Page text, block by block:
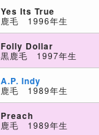
Yes Its True
鹿毛 1996年生
Folly Dollar
黒鹿毛 1997年生
A.P. Indy
鹿毛 1989年生
Preach
鹿毛 1989年生